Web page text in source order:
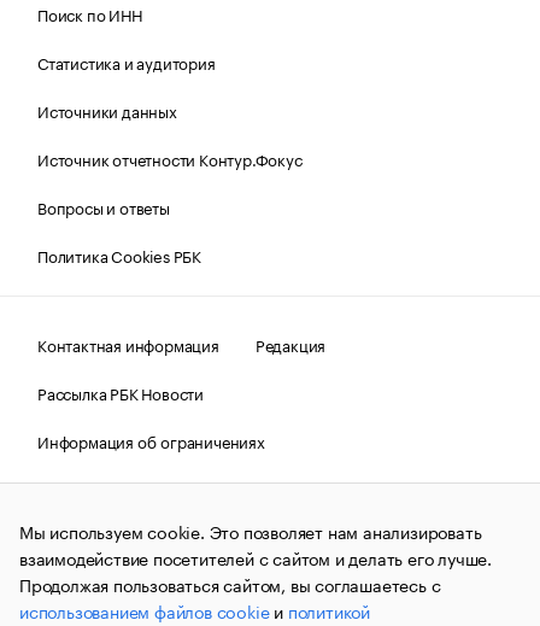
Поиск по ИНН
Статистика и аудитория
Источники данных
Источник отчетности Контур.Фокус
Вопросы и ответы
Политика Cookies РБК
Контактная информация
Редакция
Рассылка РБК Новости
Информация об ограничениях
Правовая информация
О соблюдении авторских прав
© АО «РОСБИЗНЕСКОНСАЛТИНГ»,1995–2026.Сообщения
и материалы информационного агентства «РБК»
(зарегистрировано Федеральной службой по надзору в сфере
связи, информационных технологий и массовых
коммуникаций (Роскомнадзор) 09.12.2015 за номером ИА
Мы используем cookie. Это позволяет нам анализировать
взаимодействие посетителей с сайтом и делать его лучше.
Продолжая пользоваться сайтом, вы соглашаетесь с
использованием файлов cookieи политикой